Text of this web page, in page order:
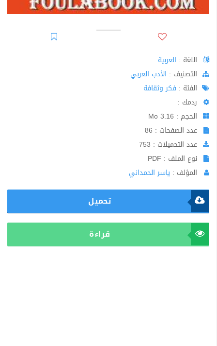
اللغة : العربية
اﻟﺘﺼﻨﻴﻒ : الأدب العربي
الفئة : فكر وثقافة
ردمك :
الحجم : 3.16 Mo
عدد الصفحات : 86
عدد التحميلات : 753
نوع الملف : PDF
المؤلف : ياسر الحمداني
تحميل
قراءة